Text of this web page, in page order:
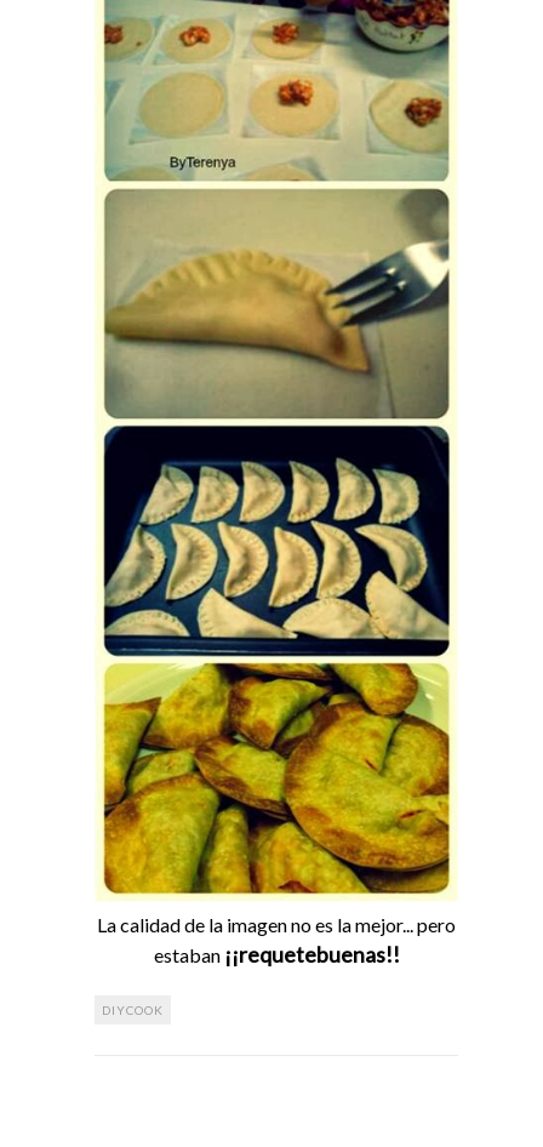
La calidad de la imagen no es la mejor... pero
estaban ¡¡requetebuenas!!
DIYCOOK